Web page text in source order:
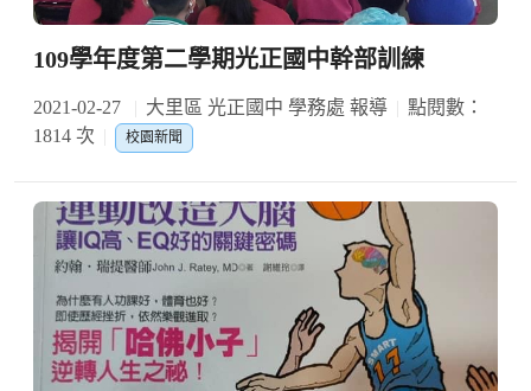
109學年度第二學期光正國中幹部訓練
2021-02-27 大里區 光正國中 學務處 報導
點閱數：
1814 次
校園新聞